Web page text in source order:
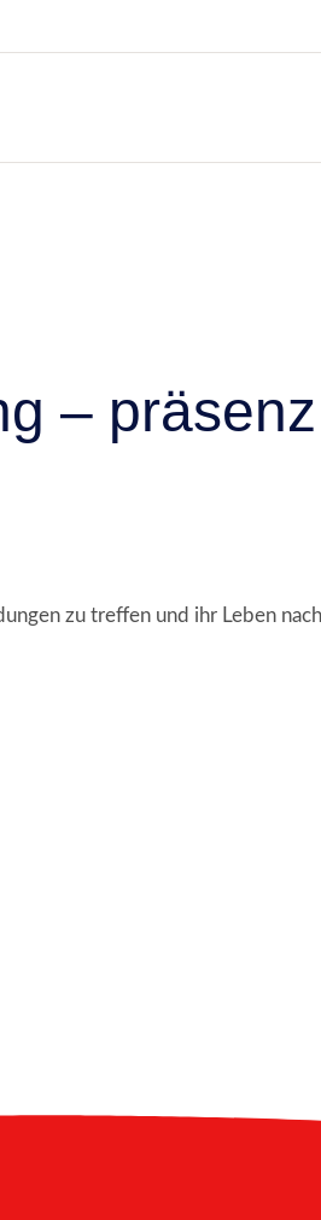
–
zu treffen und ihr Leben